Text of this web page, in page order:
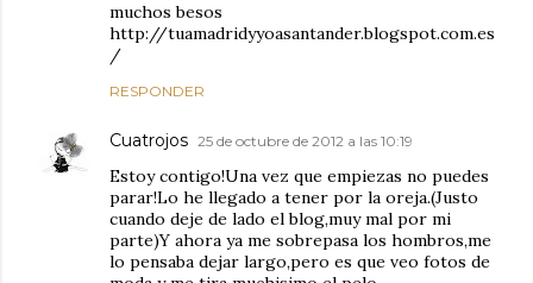
muchos besos
http://tuamadridyyoasantander.blogspot.com.es
/
RESPONDER
Cuatrojos 25 de octubre de 2012 a las 10:19
Estoy contigo!Una vez que empiezas no puedes
parar!Lo he llegado a tener por la oreja.(Justo
cuando deje de lado el blog,muy mal por mi
parte)Y ahora ya me sobrepasa los hombros,me
lo pensaba dejar largo,pero es que veo fotos de